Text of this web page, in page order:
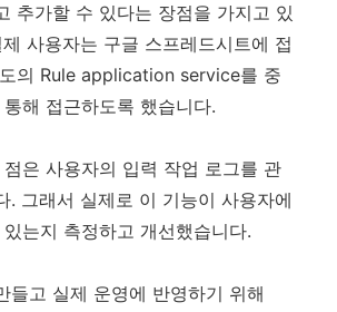
추가할 수 있다는 장점을 가지고 있
사용자는 구글 스프레드시트에 접
의 Rule application service를 중
해 접근하도록 했습니다.
은 사용자의 입력 작업 로그를 관
. 그래서 실제로 이 기능이 사용자에
는지 측정하고 개선했습니다.
들고 실제 운영에 반영하기 위해